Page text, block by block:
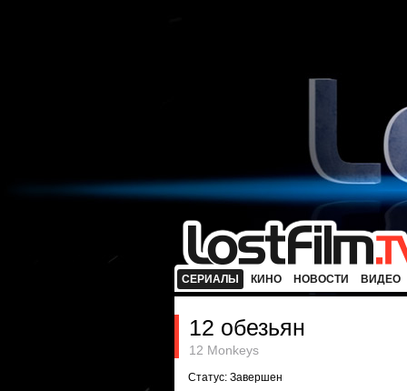
СЕРИАЛЫ КИНО НОВОСТИ ВИДЕО
12 обезьян
12 Monkeys
Статус: Завершен